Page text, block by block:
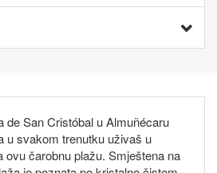
de San Cristóbal u Almuñécaru
u svakom trenutku uživaš u
ovu čarobnu plažu. Smještena na